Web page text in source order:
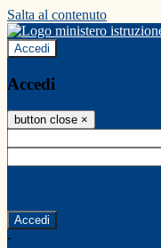
Salta al contenuto
Accedi
Accedi
button close ×
-